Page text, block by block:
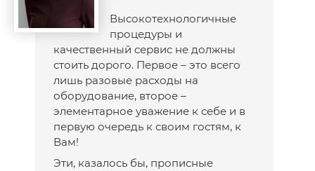
Высокотехнологичные
процедуры и
качественный сервис не должны
стоить дорого. Первое – это всего
лишь разовые расходы на
оборудование, второе –
элементарное уважение к себе и в
первую очередь к своим гостям, к
Вам!
Эти, казалось бы, прописные